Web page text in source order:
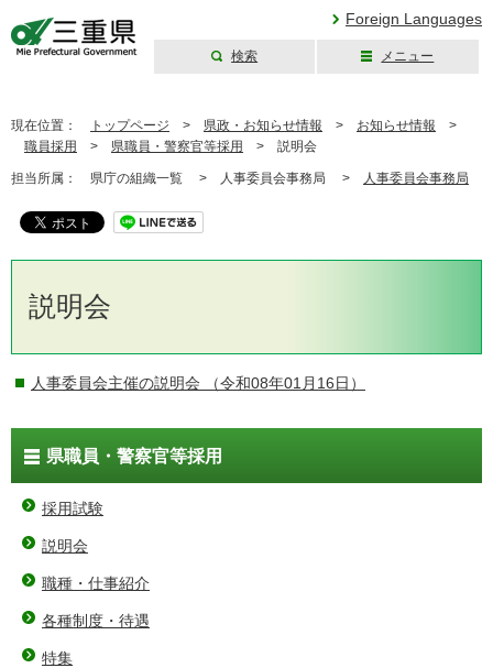
Foreign Languages
検索 メニュー
現在位置： トップページ > 県政・お知らせ情報 > お知らせ情報 >
職員採用
> 県職員・警察官等採用 > 説明会
担当所属： 県庁の組織一覧 > 人事委員会事務局 > 人事委員会事務局
説明会
人事委員会主催の説明会 （令和08年01月16日）
県職員・警察官等採用
採用試験
説明会
職種・仕事紹介
各種制度・待遇
特集